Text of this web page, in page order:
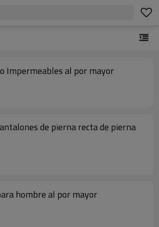
Impermeables al por mayor
de pierna recta de pierna
hombre al por mayor